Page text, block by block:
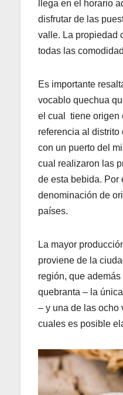
llega en el horario
disfrutar de las
valle. La propiedad
todas las
Es importante
vocablo quechua
el cual tiene origen
referencia al distrito
con un puerto del
cual realizaron las
de esta bebida. Por
denominación de
países.
La mayor
proviene de la
región, que
quebranta – la
– y una de las ocho
cuales es posible